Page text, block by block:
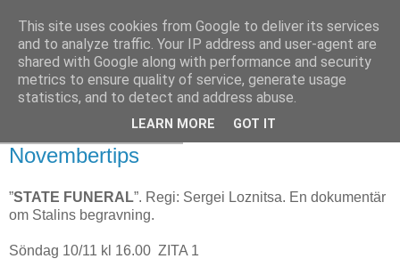
Novembertips
”STATE FUNERAL”. Regi: Sergei Loznitsa. En dokumentär
om Stalins begravning.
Söndag 10/11 kl 16.00 ZITA 1
This site uses cookies from Google to deliver its services
and to analyze traffic. Your IP address and user-agent are
shared with Google along with performance and security
metrics to ensure quality of service, generate usage
statistics, and to detect and address abuse.
LEARN MORE GOT IT